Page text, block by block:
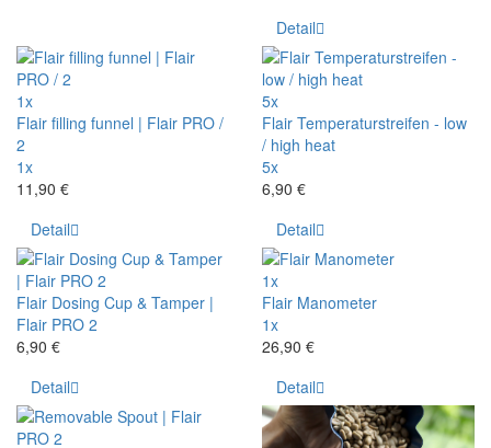
Detail
1x
Flair filling funnel | Flair PRO /
2
1x
11,90 €
Detail
5x
Flair Temperaturstreifen - low
/ high heat
5x
6,90 €
Detail
Flair Dosing Cup & Tamper |
Flair PRO 2
6,90 €
Detail
1x
Flair Manometer
1x
26,90 €
Detail